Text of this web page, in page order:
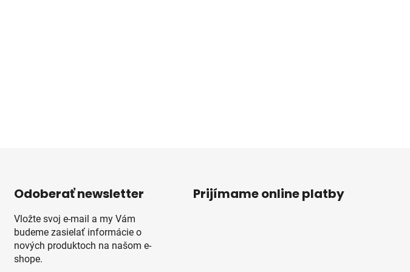
Odoberať newsletter
Vložte svoj e-mail a my Vám
budeme zasielať informácie o
nových produktoch na našom e-
shope.
Prijímame online platby